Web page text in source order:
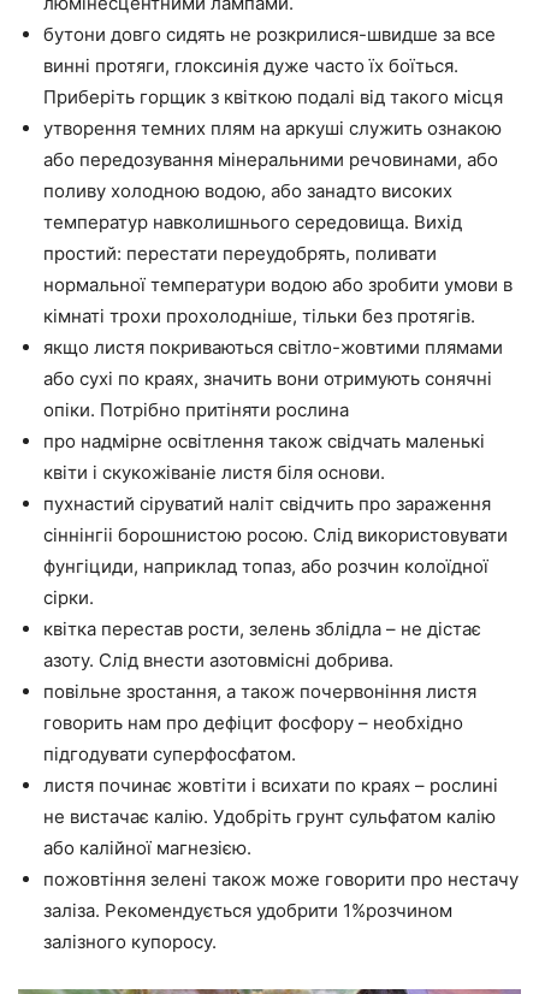
бутони довго сидять не розкрилися-швидше за все
винні протяги, глоксинія дуже часто їх боїться.
Приберіть горщик з квіткою подалі від такого місця
утворення темних плям на аркуші служить ознакою
або передозування мінеральними речовинами, або
поливу холодною водою, або занадто високих
температур навколишнього середовища. Вихід
простий: перестати переудобрять, поливати
нормальної температури водою або зробити умови в
кімнаті трохи прохолодніше, тільки без протягів.
якщо листя покриваються світло-жовтими плямами
або сухі по краях, значить вони отримують сонячні
опіки. Потрібно притіняти рослина
про надмірне освітлення також свідчать маленькі
квіти і скукожіваніе листя біля основи.
пухнастий сіруватий наліт свідчить про зараження
сіннінгіі борошнистою росою. Слід використовувати
фунгіциди, наприклад топаз, або розчин колоїдної
сірки.
квітка перестав рости, зелень зблідла – не дістає
азоту. Слід внести азотовмісні добрива.
повільне зростання, а також почервоніння листя
говорить нам про дефіцит фосфору – необхідно
підгодувати суперфосфатом.
листя починає жовтіти і всихати по краях – рослині
не вистачає калію. Удобріть грунт сульфатом калію
або калійної магнезією.
пожовтіння зелені також може говорити про нестачу
заліза. Рекомендується удобрити 1%розчином
залізного купоросу.